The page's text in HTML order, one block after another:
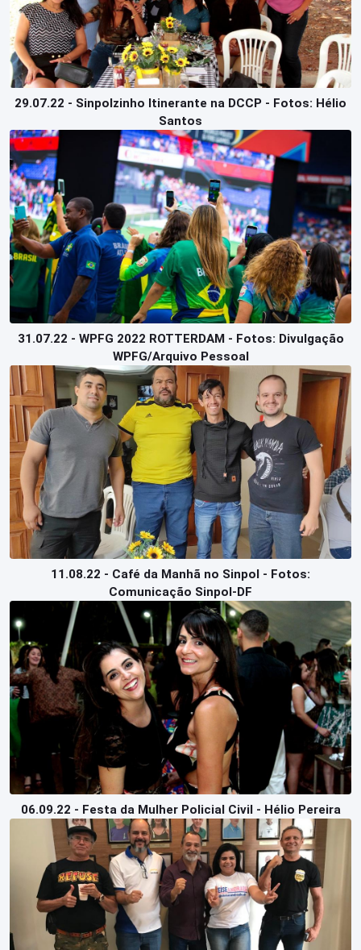
29.07.22 - Sinpolzinho Itinerante na DCCP - Fotos: Hélio
Santos
31.07.22 - WPFG 2022 ROTTERDAM - Fotos: Divulgação
WPFG/Arquivo Pessoal
11.08.22 - Café da Manhã no Sinpol - Fotos:
Comunicação Sinpol-DF
06.09.22 - Festa da Mulher Policial Civil - Hélio Pereira